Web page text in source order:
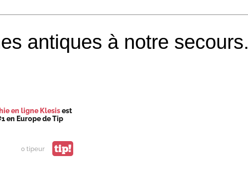
antiques à notre secours.
en ligne Klesisest
en Europe de Tip
0 tipeur tip!